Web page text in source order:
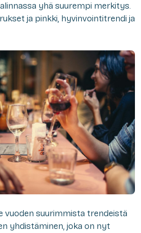
yhä suurempi merkitys.
ja pinkki, hyvinvointitrendi ja
vuoden suurimmista trendeistä
yhdistäminen, joka on nyt